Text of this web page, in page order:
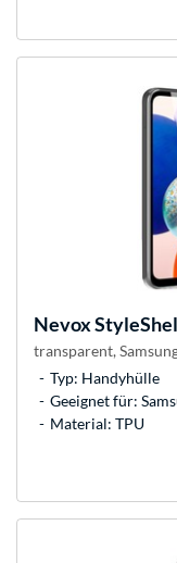
Nevox
transparent,
Typ: Handyhülle
Geeignet für:
Material: TPU